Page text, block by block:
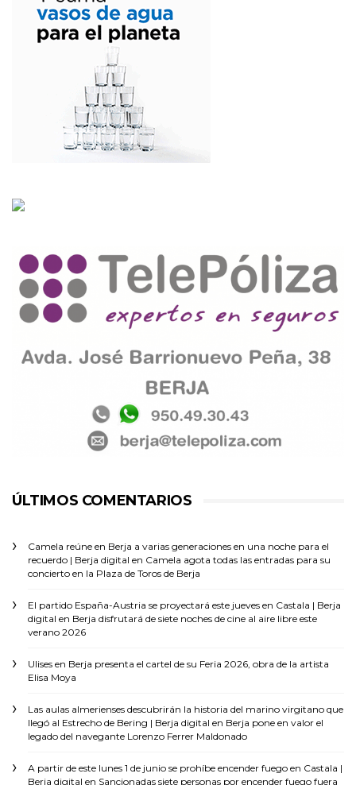
ÚLTIMOS COMENTARIOS
Camela reúne en Berja a varias generaciones en una noche para el
recuerdo | Berja digital en Camela agota todas las entradas para su
concierto en la Plaza de Toros de Berja
El partido España-Austria se proyectará este jueves en Castala | Berja
digital en Berja disfrutará de siete noches de cine al aire libre este
verano 2026
Ulises en Berja presenta el cartel de su Feria 2026, obra de la artista
Elisa Moya
Las aulas almerienses descubrirán la historia del marino virgitano que
llegó al Estrecho de Bering | Berja digital en Berja pone en valor el
legado del navegante Lorenzo Ferrer Maldonado
A partir de este lunes 1 de junio se prohíbe encender fuego en Castala |
Berja digital en Sancionadas siete personas por encender fuego fuera